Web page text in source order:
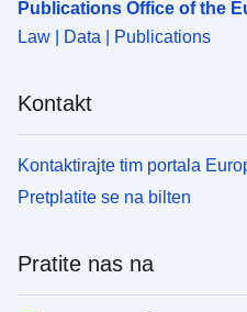
Publications Office of the
Law | Data | Publications
Kontakt
Kontaktirajte tim portala
Pretplatite se na bilten
Pratite nas na